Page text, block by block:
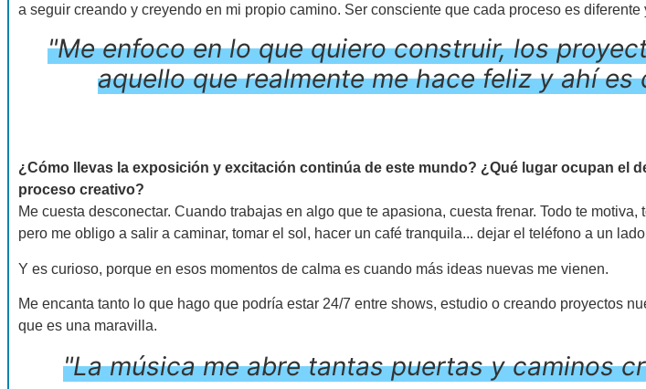
a seguir creando y creyendo en mi propio camino. Ser consciente que cada proceso es
"Me enfoco en lo que quiero construir, los
aquello que realmente me hace feliz y ahí
¿Cómo llevas la exposición y excitación continúa de este mundo? ¿Qué lugar ocupan el
proceso creativo?
Me cuesta desconectar. Cuando trabajas en algo que te apasiona, cuesta frenar. Todo te
pero me obligo a salir a caminar, tomar el sol, hacer un café tranquila... dejar el teléfono a un
Y es curioso, porque en esos momentos de calma es cuando más ideas nuevas me vienen.
Me encanta tanto lo que hago que podría estar 24/7 entre shows, estudio o creando proyectos
que es una maravilla.
"La música me abre tantas puertas y caminos